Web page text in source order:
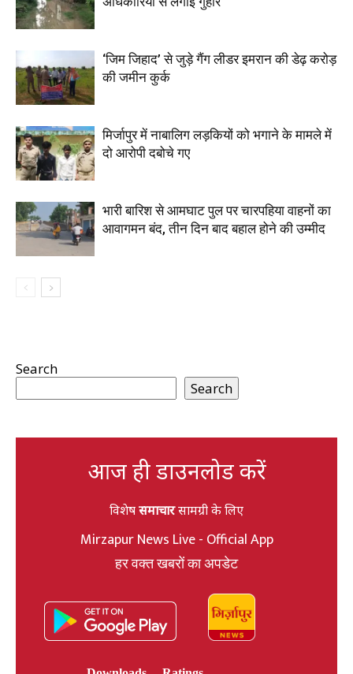
‘जिम जिहाद’ से जुड़े गैंग लीडर इमरान की डेढ़ करोड़
की जमीन कुर्क
मिर्जापुर में नाबालिग लड़कियों को भगाने के मामले में
दो आरोपी दबोचे गए
भारी बारिश से आमघाट पुल पर चारपहिया वाहनों का
आवागमन बंद, तीन दिन बाद बहाल होने की उम्मीद
Search
Search
आज ही डाउनलोड करें
विशेषसमाचारसामग्री के लिए
Mirzapur News Live - Official App
हर वक्त खबरों का अपडेट